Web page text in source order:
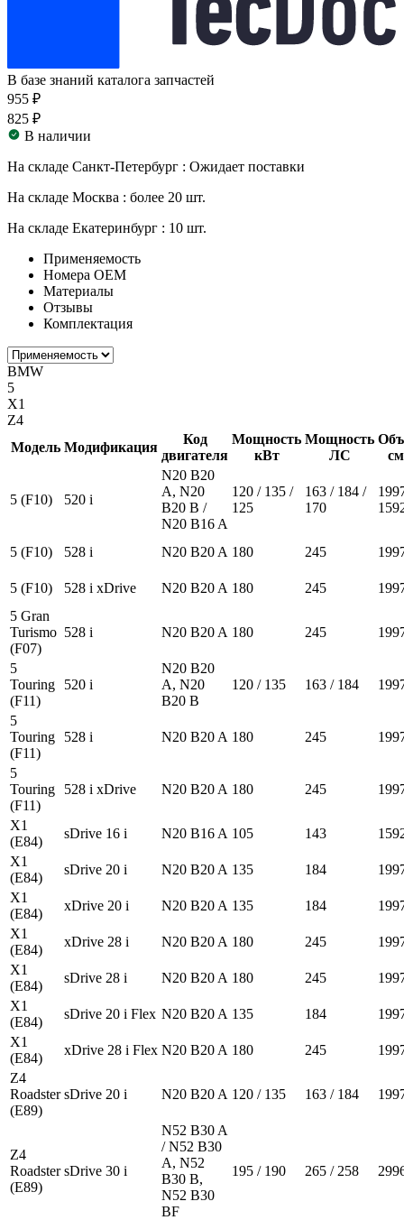
В базе знаний каталога запчастей
955 ₽
825 ₽
В наличии
На складе Санкт-Петербург : Ожидает поставки
На складе Москва : более 20 шт.
На складе Екатеринбург : 10 шт.
Применяемость
Номера ОЕМ
Материалы
Отзывы
Комплектация
BMW
5
X1
Z4
Модель Модификация
Код
двигателя
Мощность
кВт
Мощность
ЛС
5 (F10) 520 i
N20 B20
A, N20
B20 B /
N20 B16 A
120 / 135 /
125
163 / 184 /
170
5 (F10) 528 i N20 B20 A 180 245
5 (F10) 528 i xDrive N20 B20 A 180 245
5 Gran
Turismo
(F07)
528 i N20 B20 A 180 245
5
Touring
(F11)
520 i
N20 B20
A, N20
B20 B
120 / 135 163 / 184
5
Touring
(F11)
528 i N20 B20 A 180 245
5
Touring
(F11)
528 i xDrive N20 B20 A 180 245
X1
(E84)
sDrive 16 i N20 B16 A 105 143
X1
(E84)
sDrive 20 i N20 B20 A 135 184
X1
(E84)
xDrive 20 i N20 B20 A 135 184
X1
(E84)
xDrive 28 i N20 B20 A 180 245
X1
(E84)
sDrive 28 i N20 B20 A 180 245
X1
(E84)
sDrive 20 i Flex N20 B20 A 135 184
X1
(E84)
xDrive 28 i Flex N20 B20 A 180 245
Z4
Roadster
(E89)
sDrive 20 i N20 B20 A 120 / 135 163 / 184
Z4
Roadster
(E89)
sDrive 30 i
N52 B30 A
/ N52 B30
A, N52
B30 B,
N52 B30
BF
195 / 190 265 / 258